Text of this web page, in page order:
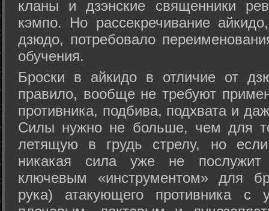
кланы и дзэнские священники
кэмпо. Но рассекречивание
дзюдо, потребовало
обучения.
Броски в айкидо в отличие от
правило, вообще не требуют
противника, подбива, подхвата и
Силы нужно не больше, чем для
летящую в грудь стрелу, но
никакая сила уже не
ключевым «инструментом» для
рука) атакующего противника с